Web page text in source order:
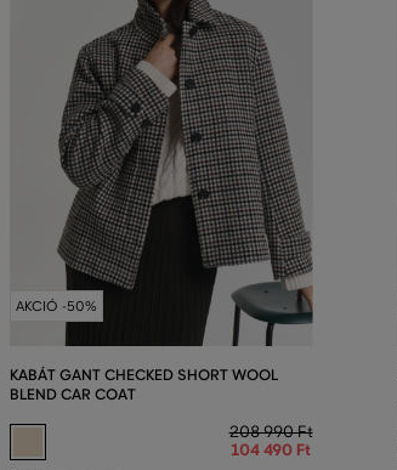
AKCIÓ -50%
KABÁT GANT CHECKED SHORT WOOL
BLEND CAR COAT
208 990 Ft
104 490 Ft